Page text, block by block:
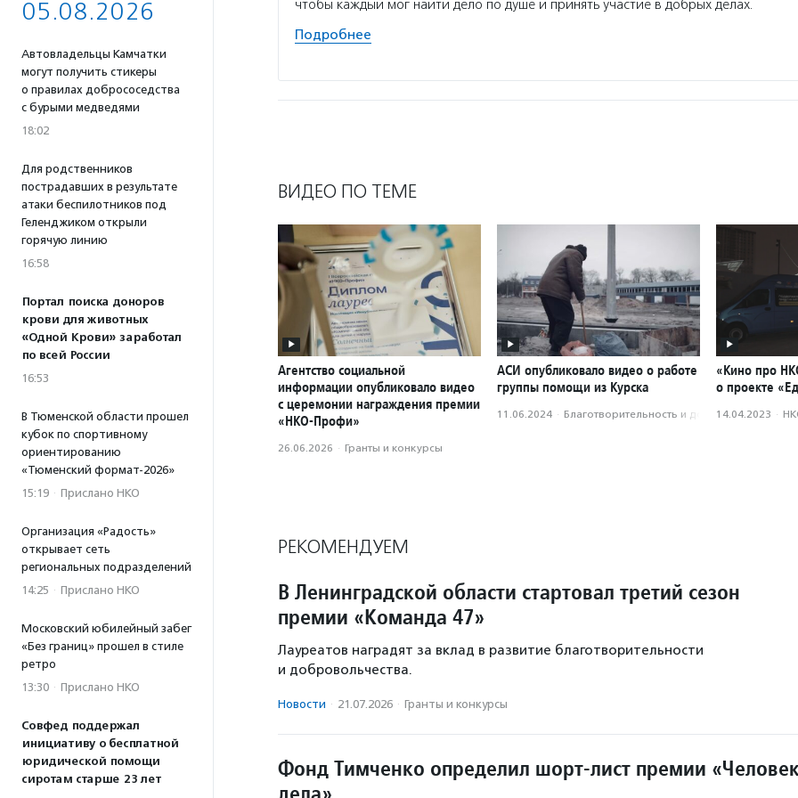
05.08.2026
Автовладельцы Камчатки
могут получить стикеры
о правилах добрососедства
с бурыми медведями
18:02
Для родственников
пострадавших в результате
атаки беспилотников под
Геленджиком открыли
горячую линию
16:58
Портал поиска доноров
крови для животных
«Одной Крови» заработал
по всей России
16:53
В Тюменской области прошел
кубок по спортивному
ориентированию
«Тюменский формат-2026»
15:19 · Прислано НКО
Организация «Радость»
открывает сеть
региональных подразделений
14:25 · Прислано НКО
Московский юбилейный забег
«Без границ» прошел в стиле
ретро
13:30 · Прислано НКО
Совфед поддержал
инициативу о бесплатной
юридической помощи
сиротам старше 23 лет
чтобы каждый мог найти дело по душе и принять участие в добрых делах.
Подробнее
ВИДЕО ПО ТЕМЕ
Агентство социальной
информации опубликовало видео
с церемонии награждения премии
«НКО-Профи»
26.06.2026 · Гранты и конкурсы
АСИ опубликовало видео о работе
группы помощи из Курска
11.06.2024 · Благотвори­тель­ность и доброволь­чест­во
«Кино про
о проекте
14.04.2023 ·
РЕКОМЕНДУЕМ
В Ленинградской области стартовал третий сезон
премии «Команда 47»
Лауреатов наградят за вклад в развитие благотворительности
и добровольчества.
Новости · 21.07.2026 · Гранты и конкурсы
Фонд Тимченко определил шорт-лист премии